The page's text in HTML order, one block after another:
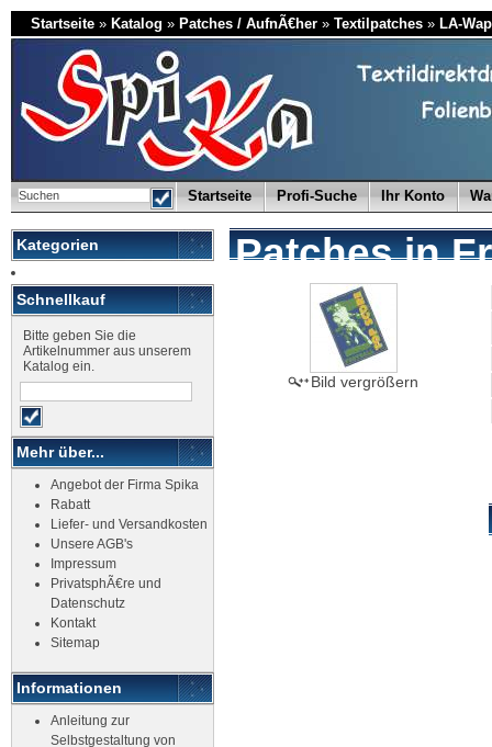
Startseite » Katalog » Patches / AufnÃ€her » Textilpatches » LA-
Startseite Profi-Suche Ihr Konto
Kategorien
Schnellkauf
Bitte geben Sie die
Artikelnummer aus unserem
Katalog ein.
Mehr über...
Angebot der Firma Spika
Rabatt
Liefer- und Versandkosten
Unsere AGB's
Impressum
PrivatsphÃ€re und
Datenschutz
Kontakt
Sitemap
Informationen
Anleitung zur
Selbstgestaltung von
Patches in
Bild vergrößern